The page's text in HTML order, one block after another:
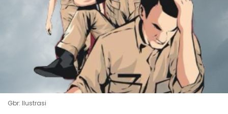
Gbr: Ilustrasi